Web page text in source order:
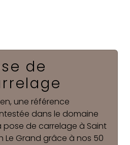
salle
bain
Mewen, nous proposons
différents meubles
de bain à la vente à
Meen Le Grand.